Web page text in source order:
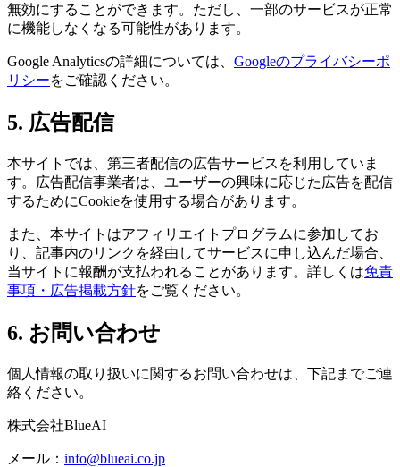
無効にすることができます。ただし、一部のサービスが正常
に機能しなくなる可能性があります。
Google Analyticsの詳細については、 Googleのプライバシーポ
リシーをご確認ください。
5. 広告配信
本サイトでは、第三者配信の広告サービスを利用していま
す。広告配信事業者は、ユーザーの興味に応じた広告を配信
するためにCookieを使用する場合があります。
また、本サイトはアフィリエイトプログラムに参加してお
り、記事内のリンクを経由してサービスに申し込んだ場合、
当サイトに報酬が支払われることがあります。詳しくは免責
事項・広告掲載方針をご覧ください。
6. お問い合わせ
個人情報の取り扱いに関するお問い合わせは、下記までご連
絡ください。
株式会社BlueAI
メール： info@blueai.co.jp